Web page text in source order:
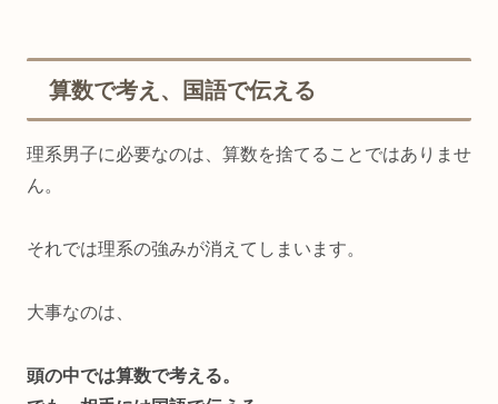
算数で考え、国語で伝える
理系男子に必要なのは、算数を捨てることではありませ
ん。
それでは理系の強みが消えてしまいます。
大事なのは、
頭の中では算数で考える。